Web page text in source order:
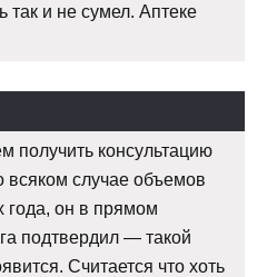
так и не сумел. Аптеке
получить консультацию
всяком случае объемов
он в прямом
подтвердил — такой
Считается что хоть